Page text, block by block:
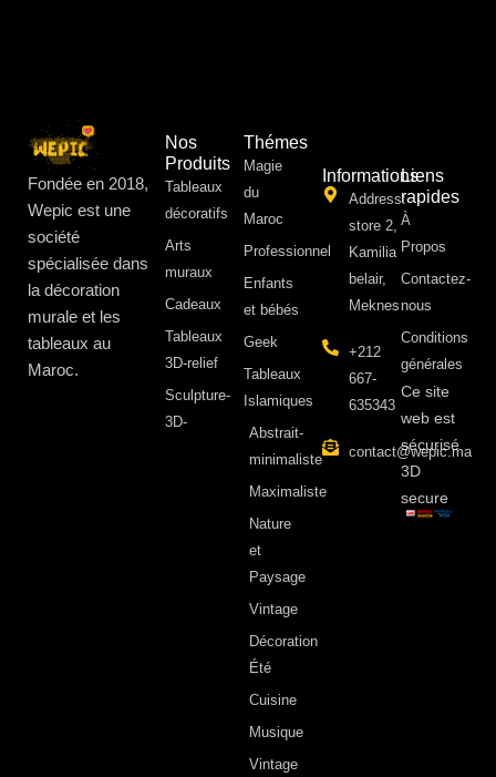
Fondée en 2018,
Wepic est une
société
spécialisée dans
la décoration
murale et les
tableaux au
Maroc.
Nos
Produits
Tableaux
décoratifs
Arts
muraux
Cadeaux
Tableaux
3D-relief
Sculpture-
3D-
Thémes
Magie
du
Maroc
Professionnel
Enfants
et bébés
Geek
Tableaux
Islamiques
Abstrait-
minimaliste
Maximaliste
Nature
et
Paysage
Vintage
Décoration
Été
Cuisine
Musique
Vintage
Informations
Address:
store 2,
Kamilia
belair,
Meknes
+212
667-
635343
contact@wepic.ma
Liens
rapides
À
Propos ​
Contactez-
nous
Conditions
générales
Ce site
web est
sécurisé
3D
secure